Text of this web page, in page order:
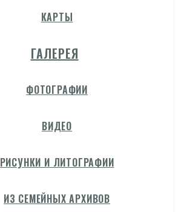
КАРТЫ
ГАЛЕРЕЯ
ФОТОГРАФИИ
ВИДЕО
РИСУНКИ И ЛИТОГРАФИИ
ИЗ СЕМЕЙНЫХ АРХИВОВ